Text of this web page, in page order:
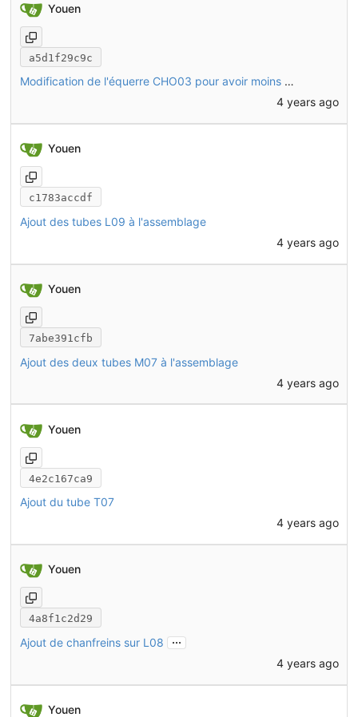
Youen
a5d1f29c9c
Modification de l'équerre CHO03 pour avoir moins de dépendance entre les étapes et raffinage des demi cercle pour ne pas avoir d'arrêtes inutiles
4 years ago
Youen
c1783accdf
Ajout des tubes L09 à l'assemblage
4 years ago
Youen
7abe391cfb
Ajout des deux tubes M07 à l'assemblage
4 years ago
Youen
4e2c167ca9
Ajout du tube T07
4 years ago
Youen
4a8f1c2d29
Ajout de chanfreins sur L08
...
4 years ago
Youen